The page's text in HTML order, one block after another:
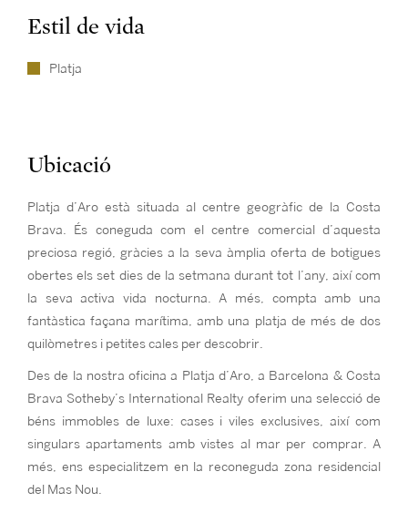
Estil de vida
Platja
Ubicació
Platja d’Aro està situada al centre geogràfic de la Costa
Brava. És coneguda com el centre comercial d’aquesta
preciosa regió, gràcies a la seva àmplia oferta de botigues
obertes els set dies de la setmana durant tot l’any, així com
la seva activa vida nocturna. A més, compta amb una
fantàstica façana marítima, amb una platja de més de dos
quilòmetres i petites cales per descobrir.
Des de la nostra oficina a Platja d’Aro, a Barcelona & Costa
Brava Sotheby’s International Realty oferim una selecció de
béns immobles de luxe: cases i viles exclusives, així com
singulars apartaments amb vistes al mar per comprar. A
més, ens especialitzem en la reconeguda zona residencial
del Mas Nou.